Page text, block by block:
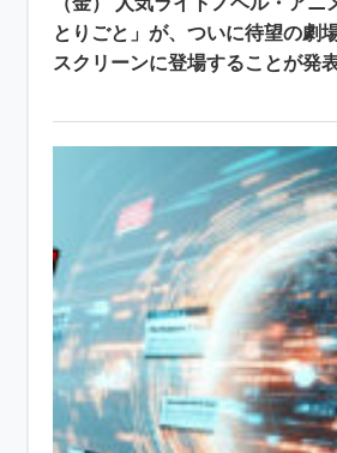
とりごと」が、ついに待望の劇
スクリーンに登場することが発